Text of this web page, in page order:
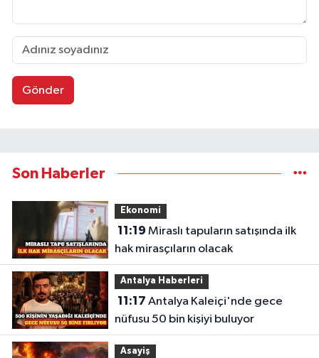
Gönder
Son Haberler
Ekonomi
11:19
hak mirasçıların olacak
Antalya Haberleri
11:17
nüfusu 50 bin kişiyi buluyor
Asayiş